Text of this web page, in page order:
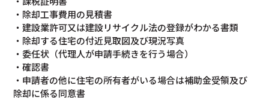
・除却工事費用の見積書
・建設業許可又は建設リサイクル法の登録がわかる書類
・除却する住宅の付近見取図及び現況写真
・委任状（代理人が申請手続きを行う場合）
・確認書
・申請者の他に住宅の所有者がいる場合は補助金受領及び
除却に係る同意書